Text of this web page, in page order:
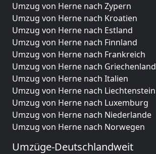
Umzug von Herne nach Zypern
Umzug von Herne nach Kroatien
Umzug von Herne nach Estland
Umzug von Herne nach Finnland
Umzug von Herne nach Frankreich
Umzug von Herne nach Griechenland
Umzug von Herne nach Italien
Umzug von Herne nach Liechtenstein
Umzug von Herne nach Luxemburg
Umzug von Herne nach Niederlande
Umzug von Herne nach Norwegen
Umzüge-Deutschlandweit